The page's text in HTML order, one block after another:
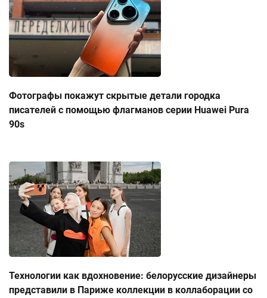
Фотографы покажут скрытые детали городка
писателей с помощью флагманов серии Huawei Pura
90s
Технологии как вдохновение: белорусские дизайнеры
представили в Париже коллекции в коллаборации со